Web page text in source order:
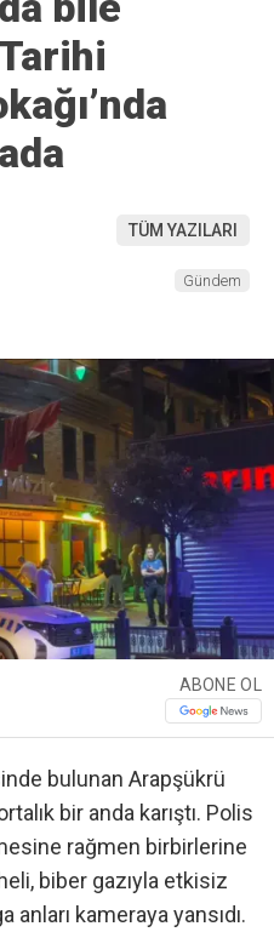
TÜM YAZILARI
Gündem
ABONE OL
bulunan Arapşükrü
bir anda karıştı. Polis
rağmen birbirlerine
biber gazıyla etkisiz
anları kameraya yansıdı.